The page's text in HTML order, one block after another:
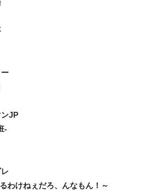
ンJP
-
わけねぇだろ、んなもん！～